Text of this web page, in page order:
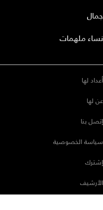
جمال
نساء ملهمات
أعداد لها
عن لها
إتصل بنا
سياسة الخصوصية
إشترك
الأرشيف